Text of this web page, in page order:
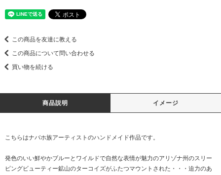
この商品を友達に教える
この商品について問い合わせる
買い物を続ける
商品説明 イメージ
こちらはナバホ族アーティストのハンドメイド作品です。
発色のいい鮮やかブルーとワイルドで自然な表情が魅力のアリゾナ州のスリー
ピングビューティー鉱山のターコイズがふたつマウントされた・・・迫力のあ